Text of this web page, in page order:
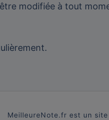
modifiée à tout
MeilleureNote.fr est un